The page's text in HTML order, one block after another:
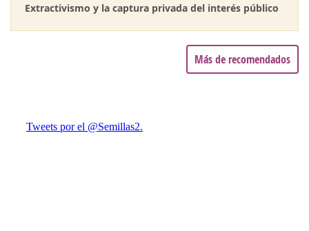
Extractivismo y la captura privada del interés público
Más de recomendados